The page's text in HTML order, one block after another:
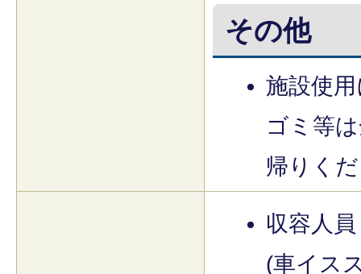
その他
施設使
ゴミ等
帰りく
収容人
(車イス